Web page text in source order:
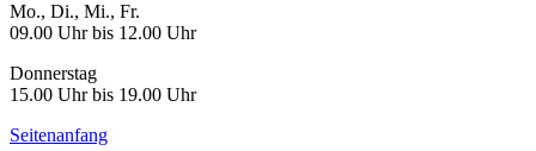
Mo., Di., Mi., Fr.
09.00 Uhr bis 12.00 Uhr
Donnerstag
15.00 Uhr bis 19.00 Uhr
Seitenanfang